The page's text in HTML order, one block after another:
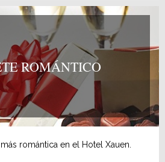
spa. El servicio se presta en
a 10 minutos caminando.
por persona: 68 €
y precios y reserva tu paquete
avisar al hotel de la hora y el día
ROMÁNTICO
romántica en el Hotel Xauen.